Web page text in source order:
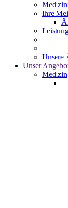
Ihre
Unsere
Unser
Medizin